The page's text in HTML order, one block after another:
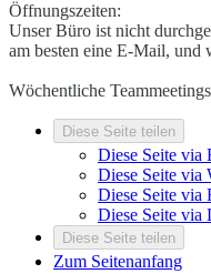
Öffnungszeiten:
Unser Büro ist nicht
am besten eine E-Mail, und
Wöchentliche
Diese Seite teilen
Diese Seite via
Diese Seite via
Diese Seite via
Diese Seite via
Diese Seite teilen
Zum Seitenanfang